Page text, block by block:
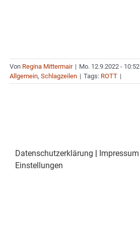
Von Regina Mittermair | Mo. 12.9.2022 - 10:52
Allgemein, Schlagzeilen | Tags: ROTT |
Datenschutzerklärung | Impressum
Einstellungen